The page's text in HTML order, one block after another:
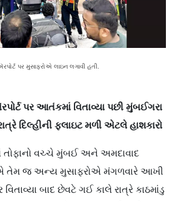
પર મુસાફરોએ લાઇન લગાવી હતી.
પર આતંકમાં વિતાવ્યા પછી મુંબઈગરા
દિલ્હીની ફ્લાઇટ મળી એટલે હાશકારો
તોફાનો વચ્ચે મુંબઈ અને અમદાવાદ
તેમ જ અન્ય મુસાફરોએ મંગળવારે આખી
વિતાવ્યા બાદ છેવટે ગઈ કાલે રાત્રે કાઠમાંડુ